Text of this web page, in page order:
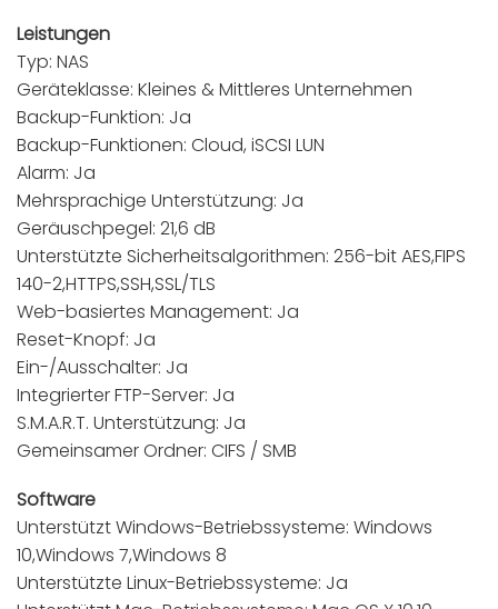
Leistungen
Typ: NAS
Geräteklasse: Kleines & Mittleres Unternehmen
Backup-Funktion: Ja
Backup-Funktionen: Cloud, iSCSI LUN
Alarm: Ja
Mehrsprachige Unterstützung: Ja
Geräuschpegel: 21,6 dB
Unterstützte Sicherheitsalgorithmen: 256-bit AES,FIPS
140-2,HTTPS,SSH,SSL/TLS
Web-basiertes Management: Ja
Reset-Knopf: Ja
Ein-/Ausschalter: Ja
Integrierter FTP-Server: Ja
S.M.A.R.T. Unterstützung: Ja
Gemeinsamer Ordner: CIFS / SMB
Software
Unterstützt Windows-Betriebssysteme: Windows
10,Windows 7,Windows 8
Unterstützte Linux-Betriebssysteme: Ja